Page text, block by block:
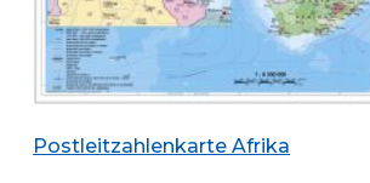
Postleitzahlenkarte Afrika